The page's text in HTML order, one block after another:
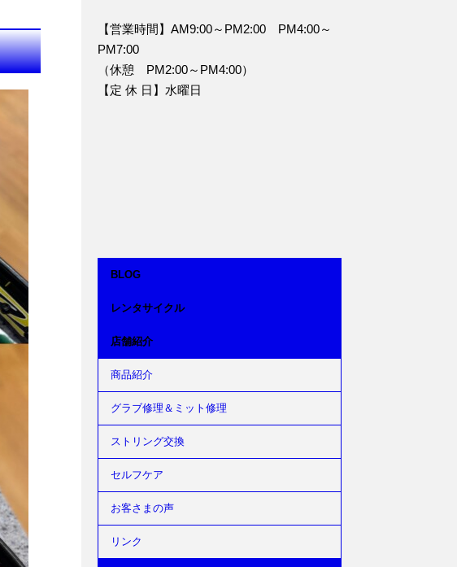
【営業時間】AM9:00～PM2:00 PM4:00～
PM7:00
（休憩 PM2:00～PM4:00）
【定 休 日】水曜日
BLOG
レンタサイクル
店舗紹介
商品紹介
グラブ修理＆ミット修理
ストリング交換
セルフケア
お客さまの声
リンク